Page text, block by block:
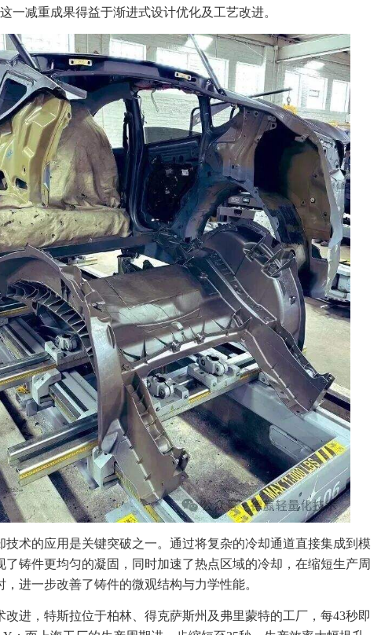
一减重成果得益于渐进式设计优化及工艺改进。
技术的应用是关键突破之一。通过将复杂的冷却通道直接集成到模
了铸件更均匀的凝固，同时加速了热点区域的冷却，在缩短生产周
进一步改善了铸件的微观结构与力学性能。
改进，特斯拉位于柏林、得克萨斯州及弗里蒙特的工厂，每43秒即